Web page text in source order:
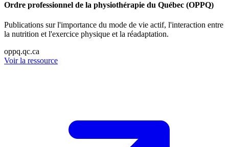
Ordre professionnel de la physiothérapie du Québec (OPPQ)
Publications sur l'importance du mode de vie actif, l'interaction entre
la nutrition et l'exercice physique et la réadaptation.
oppq.qc.ca
Voir la ressource